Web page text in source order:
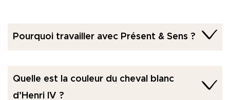
Pourquoi travailler avec Présent & Sens ?
Quelle est la couleur du cheval blanc
d’Henri IV ?